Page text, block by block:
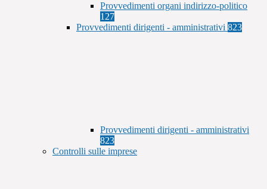
Provvedimenti organi indirizzo-politico
127
Provvedimenti dirigenti - amministrativi 823
Provvedimenti dirigenti - amministrativi
823
Controlli sulle imprese